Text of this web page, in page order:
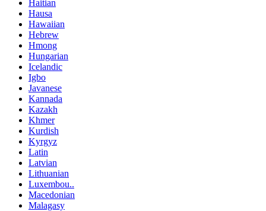
Haitian
Hausa
Hawaiian
Hebrew
Hmong
Hungarian
Icelandic
Igbo
Javanese
Kannada
Kazakh
Khmer
Kurdish
Kyrgyz
Latin
Latvian
Lithuanian
Luxembou..
Macedonian
Malagasy